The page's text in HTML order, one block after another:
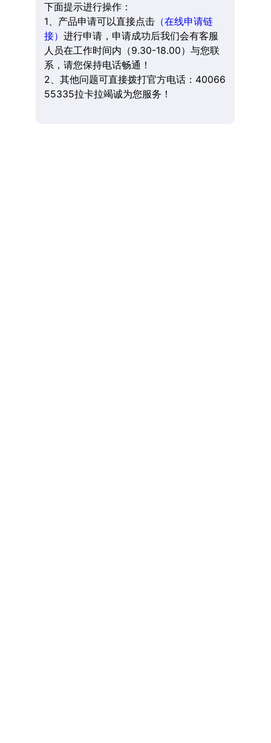
下面提示进行操作：
1、产品申请可以直接点击（在线申请链
接） 进行申请，申请成功后我们会有客服
人员在工作时间内（9.30-18.00）与您联
系，请您保持电话畅通！
2、其他问题可直接拨打官方电话：40066
55335拉卡拉竭诚为您服务！